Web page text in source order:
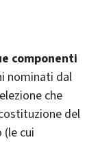
componenti
nominati dal
che
del
cui